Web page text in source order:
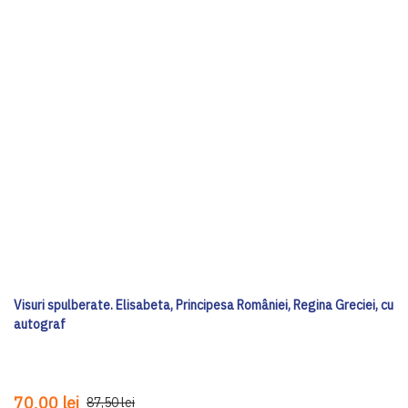
Visuri spulberate. Elisabeta, Principesa României, Regina Greciei, cu
autograf
70,00 lei 87,50 lei